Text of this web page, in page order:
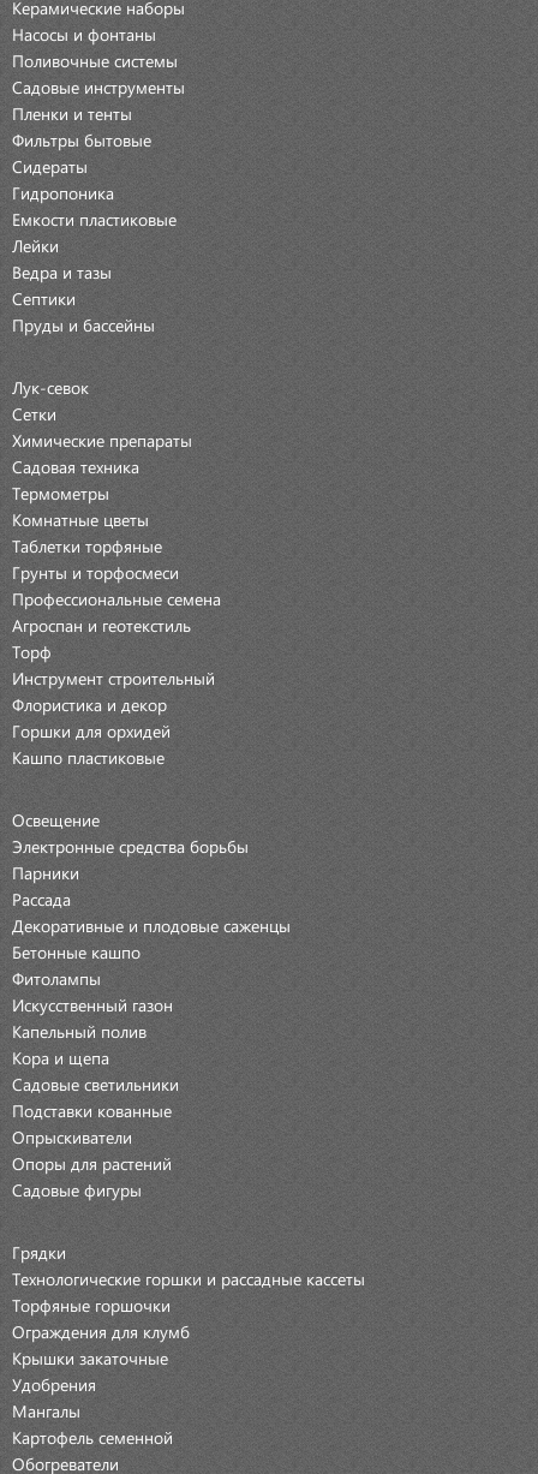
Керамические наборы
Насосы и фонтаны
Поливочные системы
Садовые инструменты
Пленки и тенты
Фильтры бытовые
Сидераты
Гидропоника
Емкости пластиковые
Лейки
Ведра и тазы
Септики
Пруды и бассейны
Лук-севок
Сетки
Химические препараты
Садовая техника
Термометры
Комнатные цветы
Таблетки торфяные
Грунты и торфосмеси
Профессиональные семена
Агроспан и геотекстиль
Торф
Инструмент строительный
Флористика и декор
Горшки для орхидей
Кашпо пластиковые
Освещение
Электронные средства борьбы
Парники
Рассада
Декоративные и плодовые саженцы
Бетонные кашпо
Фитолампы
Искусственный газон
Капельный полив
Кора и щепа
Садовые светильники
Подставки кованные
Опрыскиватели
Опоры для растений
Садовые фигуры
Грядки
Технологические горшки и рассадные кассеты
Торфяные горшочки
Ограждения для клумб
Крышки закаточные
Удобрения
Мангалы
Картофель семенной
Обогреватели